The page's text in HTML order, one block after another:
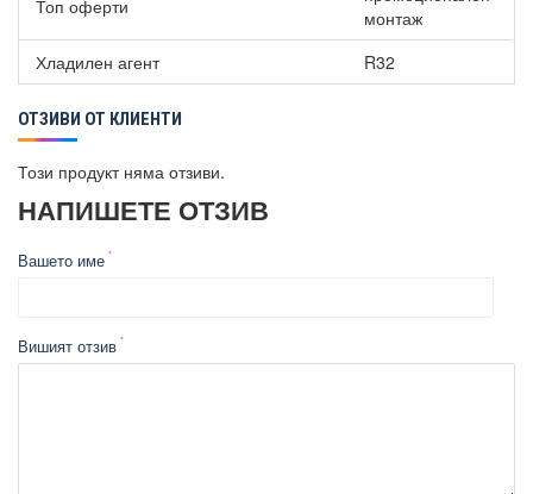
За контрол на уреда от всяко място, на което сте.
Топ оферти
монтаж
Хладилен агент
R32
ОТЗИВИ ОТ КЛИЕНТИ
Този продукт няма отзиви.
НАПИШЕТЕ ОТЗИВ
Вашето име
Вишият отзив